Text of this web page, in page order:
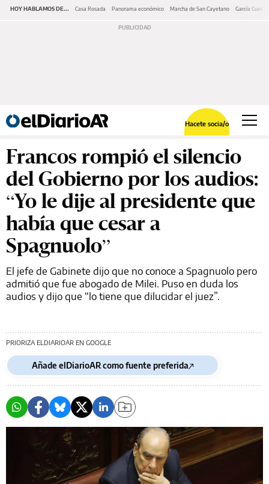
HOY HABLAMOS DE... Casa Rosada Panorama económico Marcha de San Cayetano García Cuerva
Hacete socia/o
Francos rompió el silencio
del Gobierno por los audios:
“Yo le dije al presidente que
había que cesar a
Spagnuolo”
El jefe de Gabinete dijo que no conoce a Spagnuolo pero
admitió que fue abogado de Milei. Puso en duda los
audios y dijo que “lo tiene que dilucidar el juez”.
PRIORIZA ELDIARIOAR EN GOOGLE
Añade elDiarioAR como fuente preferida